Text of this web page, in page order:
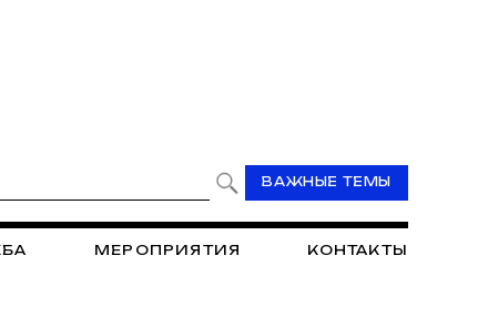
ВАЖНЫЕ ТЕМЫ
МЕРОПРИЯТИЯ КОНТАКТЫ